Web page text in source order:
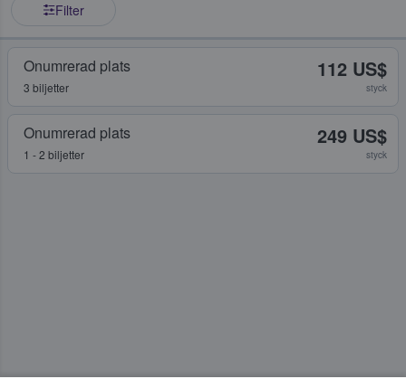
Filter
Onumrerad plats
3 biljetter
112 US$
styck
Onumrerad plats
1 - 2 biljetter
249 US$
styck